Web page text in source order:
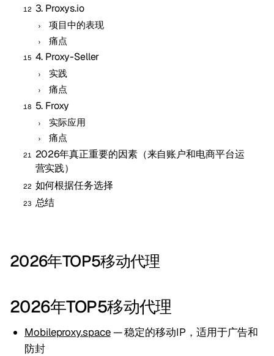
3. Proxys.io
项目中的表现
痛点
4. Proxy-Seller
实践
痛点
5. Froxy
实际应用
痛点
2026年真正重要的因素（来自账户和电商平台运
营实践）
如何根据任务选择
总结
2026年TOP5移动代理
2026年TOP5移动代理
Mobileproxy.space— 稳定的移动IP，适用于广告和
防封